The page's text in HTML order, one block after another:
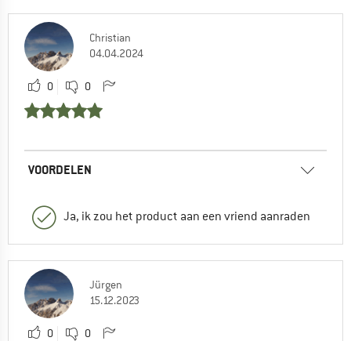
Christian
04.04.2024
0 0
VOORDELEN
Ja, ik zou het product aan een vriend aanraden
Jürgen
15.12.2023
0 0